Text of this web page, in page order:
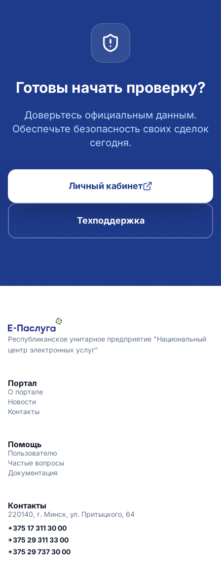
Готовы начать проверку?
Доверьтесь официальным данным.
Обеспечьте безопасность своих сделок
сегодня.
Личный кабинет
Техподдержка
Республиканское унитарное предприятие "Национальный
центр электронных услуг"
Портал
О портале
Новости
Контакты
Помощь
Пользователю
Частые вопросы
Документация
Контакты
220140, г. Минск, ул. Притыцкого, 64
+375 17 311 30 00
+375 29 311 33 00
+375 29 737 30 00